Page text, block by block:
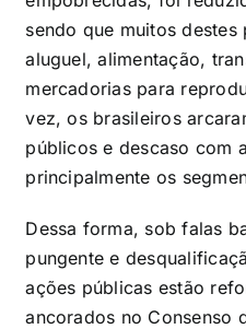
sendo que muitos
aluguel, alimentação,
mercadorias para
vez, os brasileiros
públicos e descaso com
principalmente os
Dessa forma, sob falas
pungente e
ações públicas estão
ancorados no Consenso